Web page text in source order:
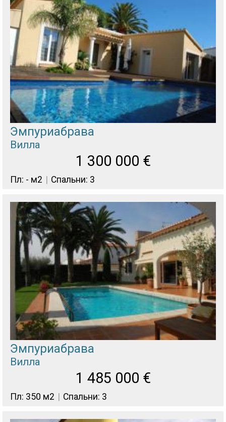
Эмпуриабрава
Вилла
1 300 000 €
Пл: - м2 Спальни: 3
Эмпуриабрава
Вилла
1 485 000 €
Пл: 350 м2 Спальни: 3